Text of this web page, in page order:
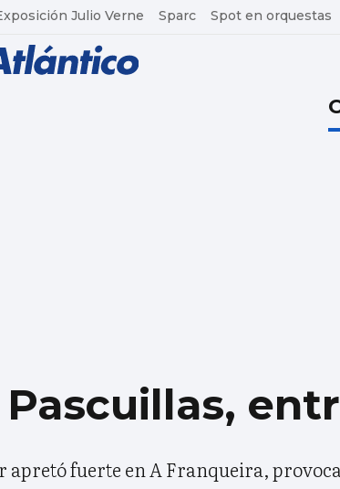
Julio Verne Sparc Spot en orquestas
apretó fuerte en A Franqueira,